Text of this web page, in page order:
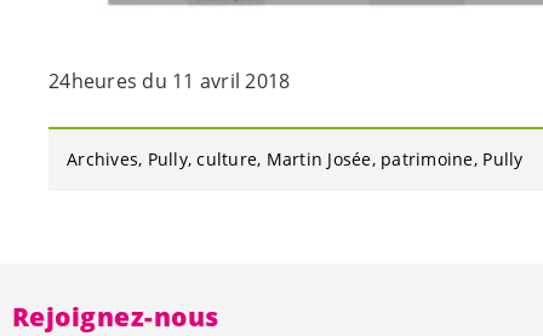
24heures du 11 avril 2018
Archives Pully culture Martin Josée patrimoine Pully
Rejoignez-nous